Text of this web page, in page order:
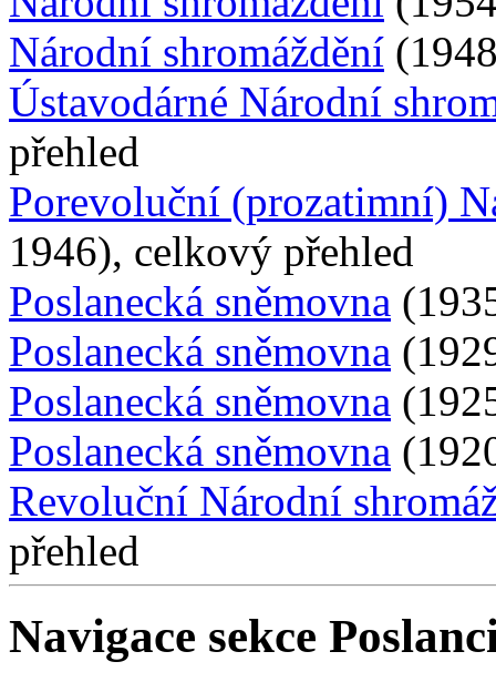
Národní shromáždění
Ústavodárné Národní
přehled
Porevoluční (prozatimní)
1946), celkový přehled
Poslanecká sněmovna
Poslanecká sněmovna
Poslanecká sněmovna
Poslanecká sněmovna
Revoluční Národní
přehled
Navigace sekce